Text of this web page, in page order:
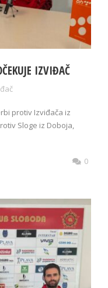
IZVIĐAČ
protiv Izviđača iz
Sloge iz Doboja,
0